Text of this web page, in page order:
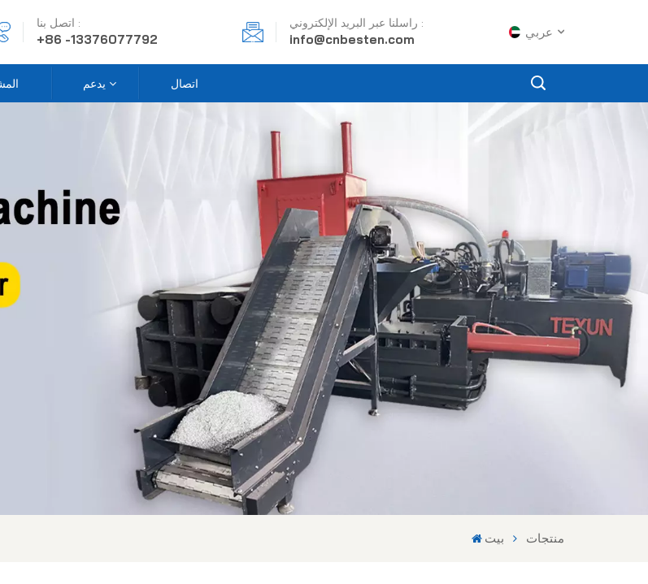
اتصل بنا :
+86 -13376077792
راسلنا عبر البريد الإلكتروني :
info@cnbesten.com
عربي
English
Español
Português
عربي
日语
يدعم اتصال
بيت منتجات